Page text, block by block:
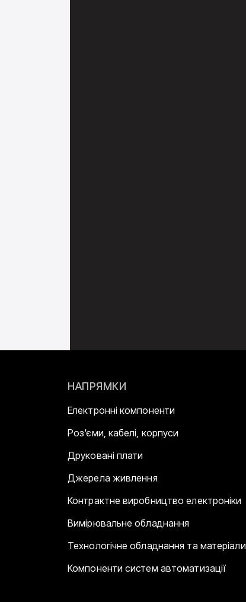
НАПРЯМКИ
Електронні компоненти
Роз'єми, кабелі, корпуси
Друковані плати
Джерела живлення
Контрактне виробництво електроніки
Вимірювальне обладнання
Технологічне обладнання та матеріали
Компоненти систем автоматизації